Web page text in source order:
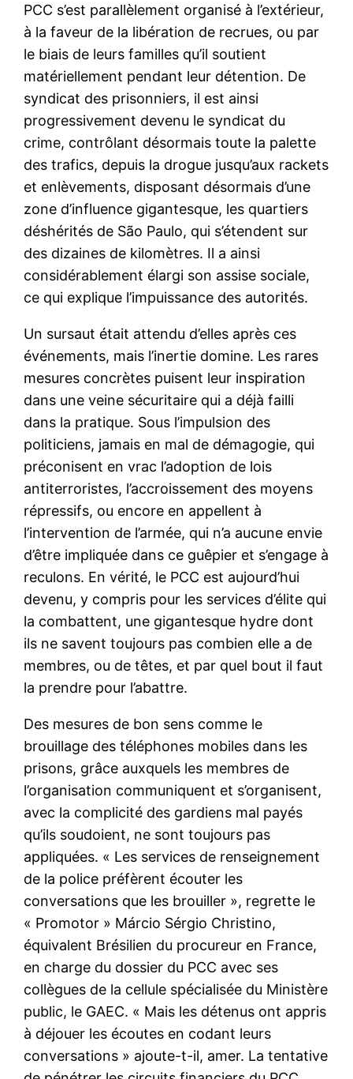
PCC s’est parallèlement organisé à l’extérieur,
à la faveur de la libération de recrues, ou par
le biais de leurs familles qu’il soutient
matériellement pendant leur détention. De
syndicat des prisonniers, il est ainsi
progressivement devenu le syndicat du
crime, contrôlant désormais toute la palette
des trafics, depuis la drogue jusqu’aux rackets
et enlèvements, disposant désormais d’une
zone d’influence gigantesque, les quartiers
déshérités de São Paulo, qui s’étendent sur
des dizaines de kilomètres. Il a ainsi
considérablement élargi son assise sociale,
ce qui explique l’impuissance des autorités.
Un sursaut était attendu d’elles après ces
événements, mais l’inertie domine. Les rares
mesures concrètes puisent leur inspiration
dans une veine sécuritaire qui a déjà failli
dans la pratique. Sous l’impulsion des
politiciens, jamais en mal de démagogie, qui
préconisent en vrac l’adoption de lois
antiterroristes, l’accroissement des moyens
répressifs, ou encore en appellent à
l’intervention de l’armée, qui n’a aucune envie
d’être impliquée dans ce guêpier et s’engage à
reculons. En vérité, le PCC est aujourd’hui
devenu, y compris pour les services d’élite qui
la combattent, une gigantesque hydre dont
ils ne savent toujours pas combien elle a de
membres, ou de têtes, et par quel bout il faut
la prendre pour l’abattre.
Des mesures de bon sens comme le
brouillage des téléphones mobiles dans les
prisons, grâce auxquels les membres de
l’organisation communiquent et s’organisent,
avec la complicité des gardiens mal payés
qu’ils soudoient, ne sont toujours pas
appliquées. « Les services de renseignement
de la police préfèrent écouter les
conversations que les brouiller », regrette le
« Promotor » Márcio Sérgio Christino,
équivalent Brésilien du procureur en France,
en charge du dossier du PCC avec ses
collègues de la cellule spécialisée du Ministère
public, le GAEC. « Mais les détenus ont appris
à déjouer les écoutes en codant leurs
conversations » ajoute-t-il, amer. La tentative